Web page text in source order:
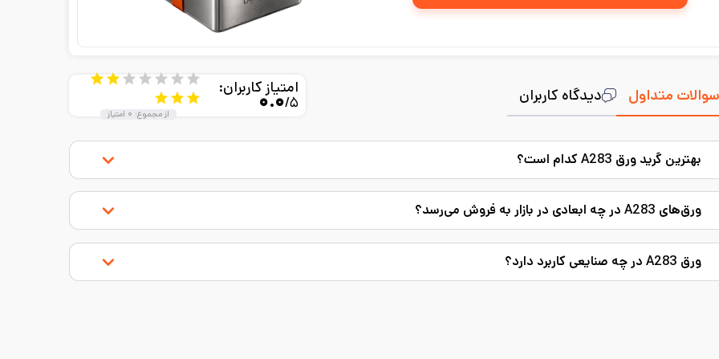
سوالات متداول دیدگاه کاربران امتیاز کاربران:
۰.۰/۵
از مجموع: ۰ امتیاز
بهترین گرید ورق A283 کدام است؟
ورق‌‌های A283 در چه ابعادی در بازار به فروش می‌رسد؟
ورق A283 در چه صنایعی کاربرد دارد؟